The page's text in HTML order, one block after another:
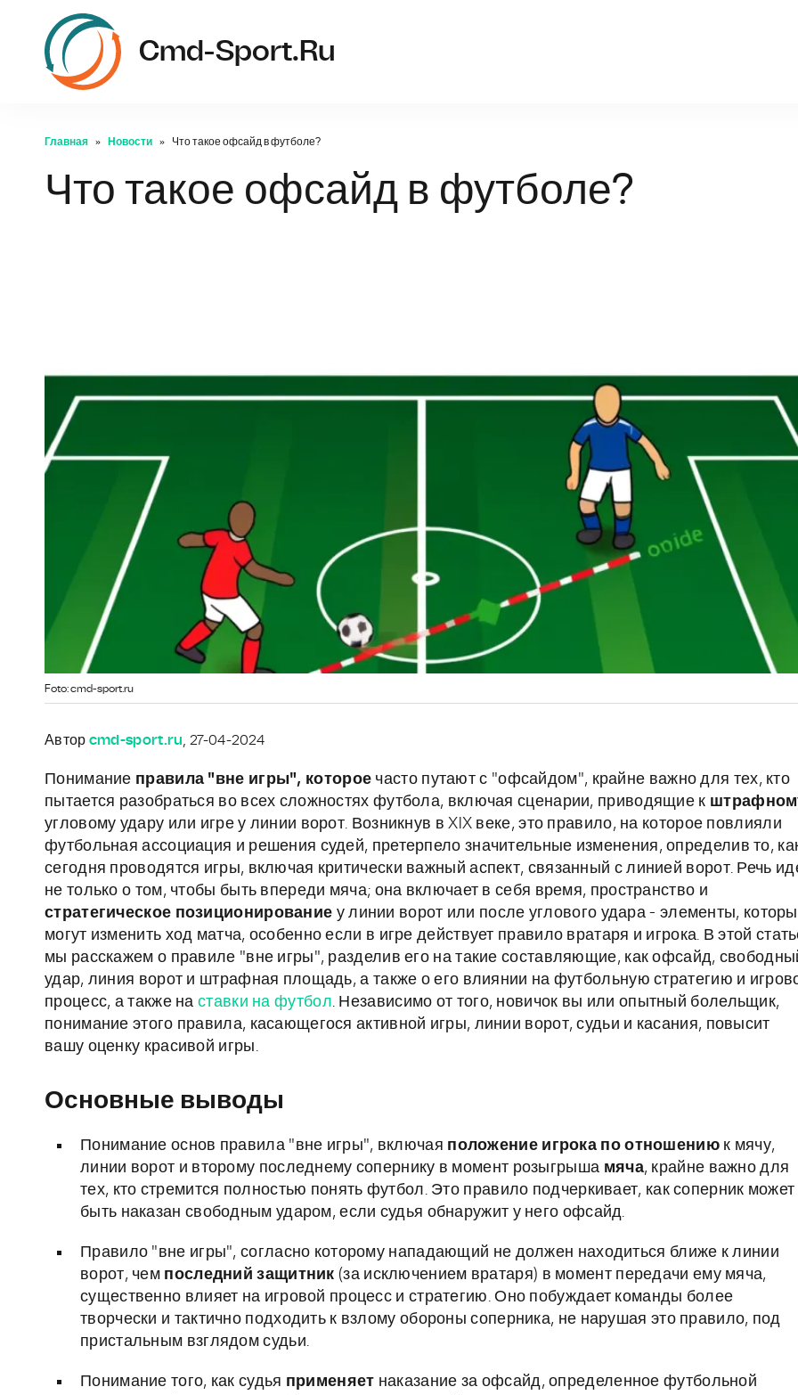
Cmd-Sport.ru
Главная Новости Что такое офсайд в футболе?
Что такое офсайд в футболе?
Foto: cmd-sport.ru
Автор cmd-sport.ru, 27-04-2024
Понимание правила "вне игры", которое часто путают с "офсайдом", крайне важно для тех, кто
пытается разобраться во всех сложностях футбола, включая сценарии, приводящие к
угловому удару или игре у линии ворот. Возникнув в XIX веке, это правило, на которое повлияли
футбольная ассоциация и решения судей, претерпело значительные изменения, определив то,
сегодня проводятся игры, включая критически важный аспект, связанный с линией ворот. Речь
не только о том, чтобы быть впереди мяча; она включает в себя время, пространство и
стратегическое позиционирование у линии ворот или после углового удара - элементы,
могут изменить ход матча, особенно если в игре действует правило вратаря и игрока. В этой
мы расскажем о правиле "вне игры", разделив его на такие составляющие, как офсайд,
удар, линия ворот и штрафная площадь, а также о его влиянии на футбольную стратегию и
процесс, а также наставки на футбол. Независимо от того, новичок вы или опытный болельщик,
понимание этого правила, касающегося активной игры, линии ворот, судьи и касания, повысит
вашу оценку красивой игры.
Основные выводы
Понимание основ правила "вне игры", включая положение игрока по отношению к мячу,
линии ворот и второму последнему сопернику в момент розыгрыша мяча, крайне важно для
тех, кто стремится полностью понять футбол. Это правило подчеркивает, как соперник может
быть наказан свободным ударом, если судья обнаружит у него офсайд.
Правило "вне игры", согласно которому нападающий не должен находиться ближе к линии
ворот, чем последний защитник (за исключением вратаря) в момент передачи ему мяча,
существенно влияет на игровой процесс и стратегию. Оно побуждает команды более
творчески и тактично подходить к взлому обороны соперника, не нарушая это правило, под
пристальным взглядом судьи.
Понимание того, как судья применяет наказание за офсайд, определенное футбольной